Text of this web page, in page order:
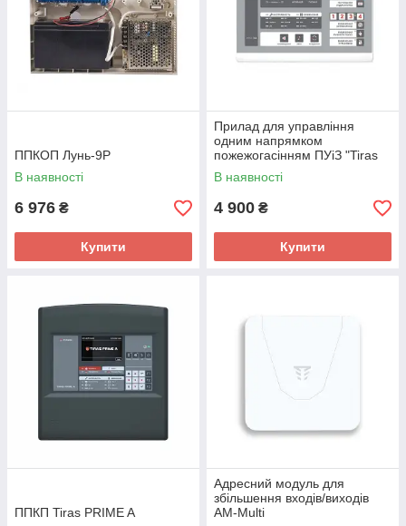
ППКОП Лунь-9Р
В наявності
6 976 ₴
Купити
Прилад для управління
одним напрямком
пожежогасінням ПУіЗ "Tiras
1X"
В наявності
4 900 ₴
Купити
ППКП Tiras PRIME A
Адресний модуль для
збільшення входів/виходів
AM-Multi